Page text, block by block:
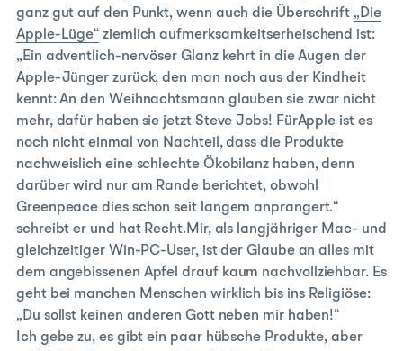
ganz gut auf den Punkt, wenn auch die Überschrift „Die
Apple-Lüge“ ziemlich aufmerksamkeitserheischend ist:
„Ein adventlich-nervöser Glanz kehrt in die Augen der
Apple-Jünger zurück, den man noch aus der Kindheit
kennt: An den Weihnachtsmann glauben sie zwar nicht
mehr, dafür haben sie jetzt Steve Jobs! FürApple ist es
noch nicht einmal von Nachteil, dass die Produkte
nachweislich eine schlechte Ökobilanz haben, denn
darüber wird nur am Rande berichtet, obwohl
Greenpeace dies schon seit langem anprangert.“
schreibt er und hat Recht.Mir, als langjähriger Mac- und
gleichzeitiger Win-PC-User, ist der Glaube an alles mit
dem angebissenen Apfel drauf kaum nachvollziehbar. Es
geht bei manchen Menschen wirklich bis ins Religiöse:
„Du sollst keinen anderen Gott neben mir haben!“
Ich gebe zu, es gibt ein paar hübsche Produkte, aber